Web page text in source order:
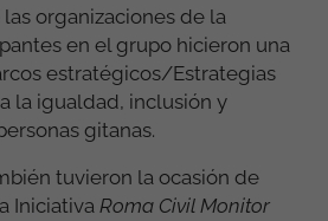
organizaciones de la
en el grupo hicieron una
estratégicos/Estrategias
la igualdad, inclusión y
gitanas.
tuvieron la ocasión de
IniciativaRoma Civil Monitor